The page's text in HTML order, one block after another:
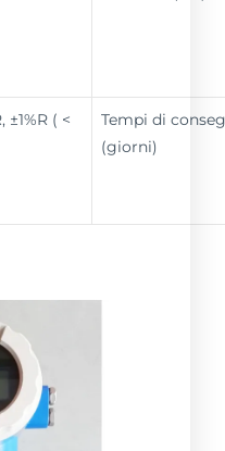
±1%R ( <
Tempi di
(giorni)